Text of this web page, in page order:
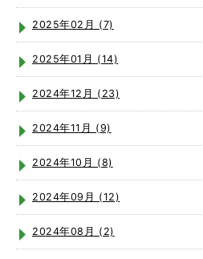
2025年02月 (7)
2025年01月 (14)
2024年12月 (23)
2024年11月 (9)
2024年10月 (8)
2024年09月 (12)
2024年08月 (2)